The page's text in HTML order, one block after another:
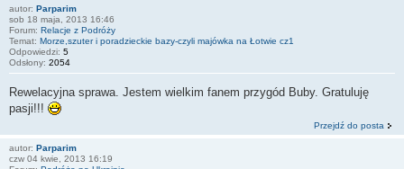
autor: Parparim
sob 18 maja, 2013 16:46
Forum: Relacje z Podróży
Temat: Morze,szuter i poradzieckie bazy-czyli majówka na Łotwie cz1
Odpowiedzi: 5
Odsłony: 2054
Rewelacyjna sprawa. Jestem wielkim fanem przygód Buby. Gratuluję
pasji!!!
Przejdź do posta
autor: Parparim
czw 04 kwie, 2013 16:19